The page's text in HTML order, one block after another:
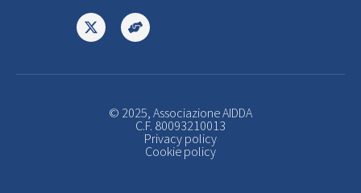
© 2025, Associazione AIDDA
C.F. 80093210013
Privacy policy
Cookie policy